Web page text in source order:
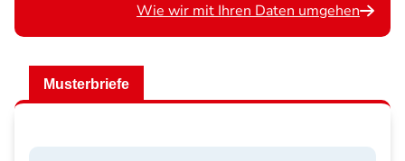
Wie wir mit Ihren Daten umgehen
Musterbriefe